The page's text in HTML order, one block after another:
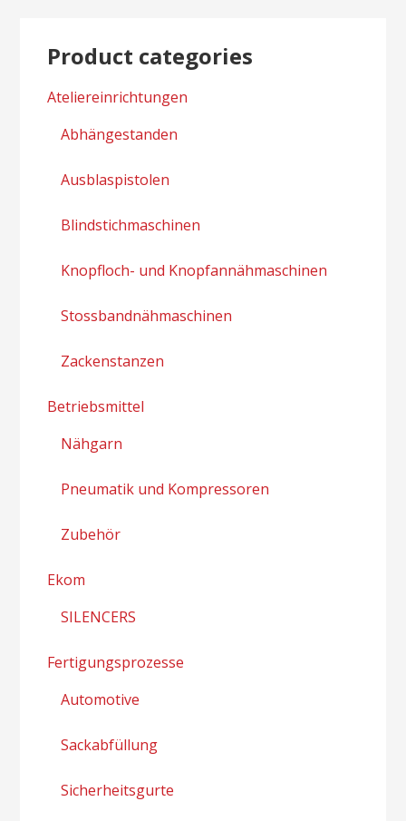
Product categories
Ateliereinrichtungen
Abhängestanden
Ausblaspistolen
Blindstichmaschinen
Knopfloch- und Knopfannähmaschinen
Stossbandnähmaschinen
Zackenstanzen
Betriebsmittel
Nähgarn
Pneumatik und Kompressoren
Zubehör
Ekom
SILENCERS
Fertigungsprozesse
Automotive
Sackabfüllung
Sicherheitsgurte